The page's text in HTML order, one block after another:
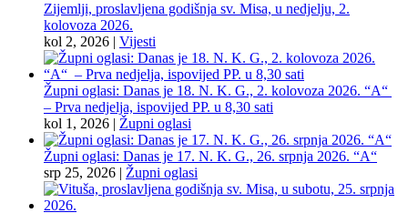
Zijemlji, proslavljena godišnja sv. Misa, u nedjelju, 2.
kolovoza 2026.
kol 2, 2026
Vijesti
Župni oglasi: Danas je 18. N. K. G., 2. kolovoza 2026. “A“
– Prva nedjelja, ispovijed PP. u 8,30 sati
kol 1, 2026
Župni oglasi
Župni oglasi: Danas je 17. N. K. G., 26. srpnja 2026. “A“
srp 25, 2026
Župni oglasi